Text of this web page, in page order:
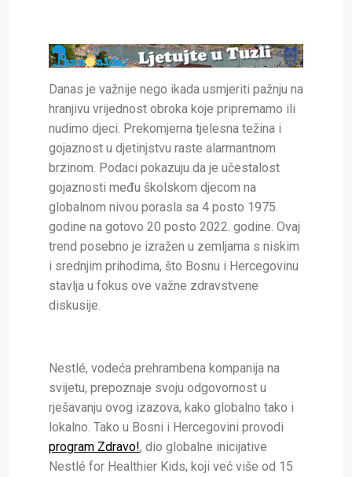
Danas je važnije nego ikada usmjeriti pažnju na
hranjivu vrijednost obroka koje pripremamo ili
nudimo djeci. Prekomjerna tjelesna težina i
gojaznost u djetinjstvu raste alarmantnom
brzinom. Podaci pokazuju da je učestalost
gojaznosti među školskom djecom na
globalnom nivou porasla sa 4 posto 1975.
godine na gotovo 20 posto 2022. godine. Ovaj
trend posebno je izražen u zemljama s niskim
i srednjim prihodima, što Bosnu i Hercegovinu
stavlja u fokus ove važne zdravstvene
diskusije.
Nestlé, vodeća prehrambena kompanija na
svijetu, prepoznaje svoju odgovornost u
rješavanju ovog izazova, kako globalno tako i
lokalno. Tako u Bosni i Hercegovini provodi
program Zdravo!, dio globalne inicijative
Nestlé for Healthier Kids, koji već više od 15